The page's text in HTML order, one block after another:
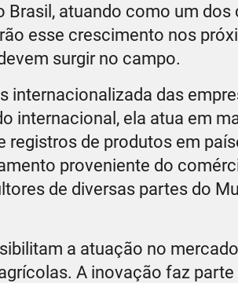
atuando como um
esse crescimento nos
surgir no campo.
internacionalizada das
internacional, ela atua em
de produtos em
proveniente do
de diversas partes do
a atuação no
A inovação faz parte